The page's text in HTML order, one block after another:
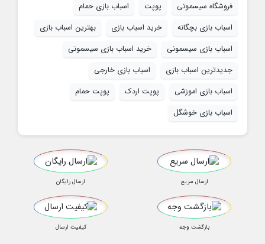
فروشگاه سیسمونی
پوپت
اسباب بازی حمام
اسباب بازی بچگانه
خرید اسباب بازی
بهترین اسباب بازی
اسباب بازی سیسمونی
خرید اسباب بازی سیسمونی
جدیدترین اسباب بازی
اسباب بازی خارجی
اسباب بازی اموزشی
پوپت اردک
پوپت حمام
اسباب بازی خوشگل
ارسال سریع ارسال رایگان
بازگشت وجه کیفیت ارسال